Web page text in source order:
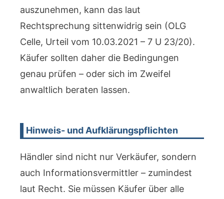
auszunehmen, kann das laut
Rechtsprechung sittenwidrig sein (OLG
Celle, Urteil vom 10.03.2021 – 7 U 23/20).
Käufer sollten daher die Bedingungen
genau prüfen – oder sich im Zweifel
anwaltlich beraten lassen.
Hinweis- und Aufklärungspflichten
Händler sind nicht nur Verkäufer, sondern
auch Informationsvermittler – zumindest
laut Recht. Sie müssen Käufer über alle